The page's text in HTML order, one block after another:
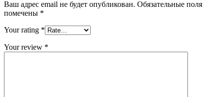
Ваш адрес email не будет опубликован. Обязательные поля
помечены *
Your rating *
Your review *